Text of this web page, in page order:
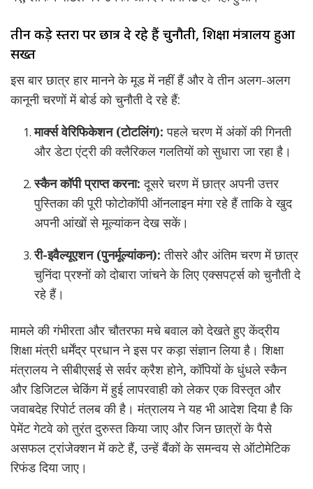
तीन कड़े स्तरों पर छात्र दे रहे हैं चुनौती, शिक्षा मंत्रालय हुआ
सख्त
इस बार छात्र हार मानने के मूड में नहीं हैं और वे तीन अलग-अलग
कानूनी चरणों में बोर्ड को चुनौती दे रहे हैं:
मार्क्स वेरिफिकेशन (टोटलिंग): पहले चरण में अंकों की गिनती
और डेटा एंट्री की क्लैरिकल गलतियों को सुधारा जा रहा है।
स्कैन कॉपी प्राप्त करना: दूसरे चरण में छात्र अपनी उत्तर
पुस्तिका की पूरी फोटोकॉपी ऑनलाइन मंगा रहे हैं ताकि वे खुद
अपनी आंखों से मूल्यांकन देख सकें।
री-इवैल्यूएशन (पुनर्मूल्यांकन): तीसरे और अंतिम चरण में छात्र
चुनिंदा प्रश्नों को दोबारा जांचने के लिए एक्सपर्ट्स को चुनौती दे
रहे हैं।
मामले की गंभीरता और चौतरफा मचे बवाल को देखते हुए केंद्रीय
शिक्षा मंत्री धर्मेंद्र प्रधान ने इस पर कड़ा संज्ञान लिया है। शिक्षा
मंत्रालय ने सीबीएसई से सर्वर क्रैश होने, कॉपियों के धुंधले स्कैन
और डिजिटल चेकिंग में हुई लापरवाही को लेकर एक विस्तृत और
जवाबदेह रिपोर्ट तलब की है। मंत्रालय ने यह भी आदेश दिया है कि
पेमेंट गेटवे को तुरंत दुरुस्त किया जाए और जिन छात्रों के पैसे
असफल ट्रांजेक्शन में कटे हैं, उन्हें बैंकों के समन्वय से ऑटोमेटिक
रिफंड दिया जाए।